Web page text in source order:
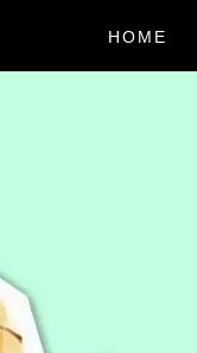
HOME